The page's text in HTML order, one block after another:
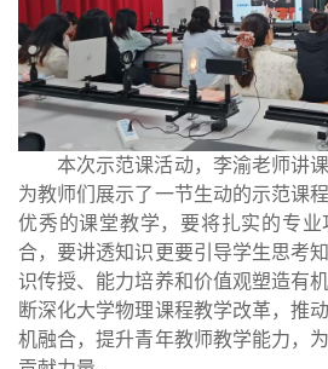
本次示范课活动， 李渝老师讲
为教师们展示了一节生动的示范课
优秀的课堂教学，要将扎实的专
合，要讲透知识更要引导学生思考
识传授、能力培养和价值观塑造有
断深化大学物理课程教学改革，推
机融合，提升青年教师教学能力 ，